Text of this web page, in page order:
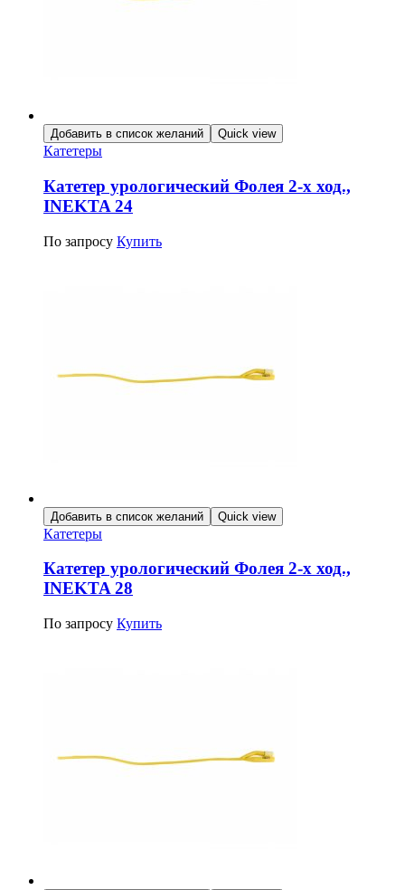
Добавить в список желаний Quick view
Катетеры
Катетер урологический Фолея 2-х ход.,
INEKTA 24
По запросу Купить
Добавить в список желаний Quick view
Катетеры
Катетер урологический Фолея 2-х ход.,
INEKTA 28
По запросу Купить